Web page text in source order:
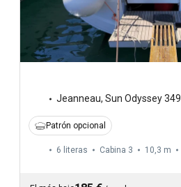
Jeanneau, Sun Odyssey 349
Patrón opcional
6 literas Cabina 3 10,3 m